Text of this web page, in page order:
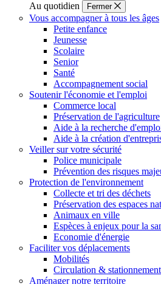
Au quotidien
Fermer
Vous accompagner à tous les âges
Petite enfance
Jeunesse
Scolaire
Senior
Santé
Accompagnement social
Soutenir l'économie et l'emploi
Commerce local
Préservation de l'agriculture
Aide à la recherche
Aide à la création
Veiller sur votre sécurité
Police municipale
Prévention des risques
Protection de l'environnement
Collecte et tri des déchets
Préservation des espaces
Animaux en ville
Espèces à enjeux pour la
Economie d'énergie
Faciliter vos déplacements
Mobilités
Circulation & stationnement
Aménager notre territoire